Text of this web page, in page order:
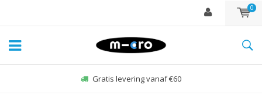
0
Gratis levering vanaf €60